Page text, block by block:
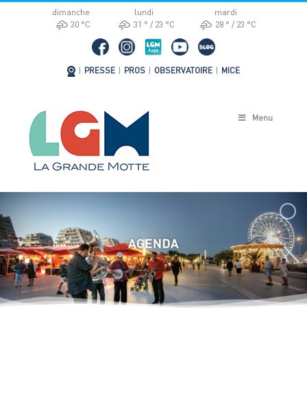
dimanche
30 °C
lundi
31 °
23 °C
mardi
28 °
23 °C
PRESSE PROS OBSERVATOIRE MICE
Menu